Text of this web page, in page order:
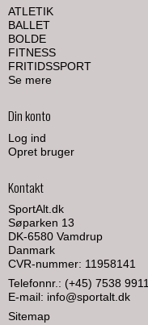
ATLETIK
BALLET
BOLDE
FITNESS
FRITIDSSPORT
Se mere
Din konto
Log ind
Opret bruger
Kontakt
SportAlt.dk
Søparken 13
DK-6580 Vamdrup
Danmark
CVR-nummer: 11958141
Telefonnr.: (+45) 7538 9911
E-mail: info@sportalt.dk
Sitemap